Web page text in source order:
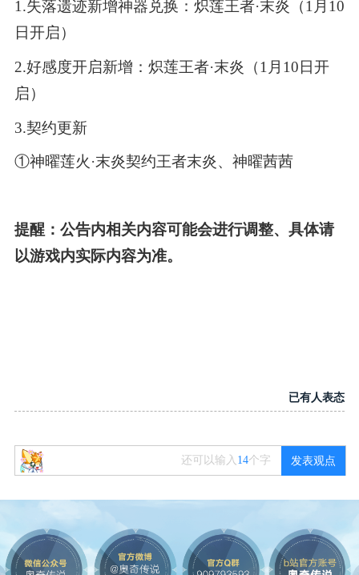
1.失落遗迹新增神器兑换：炽莲王者·末炎（1月10
日开启）
2.好感度开启新增：炽莲王者·末炎（1月10日开
启）
3.契约更新
①神曜莲火·末炎契约王者末炎、神曜茜茜
提醒：公告内相关内容可能会进行调整、具体请
以游戏内实际内容为准。
已有人表态
还可以输入 14个字 发表观点